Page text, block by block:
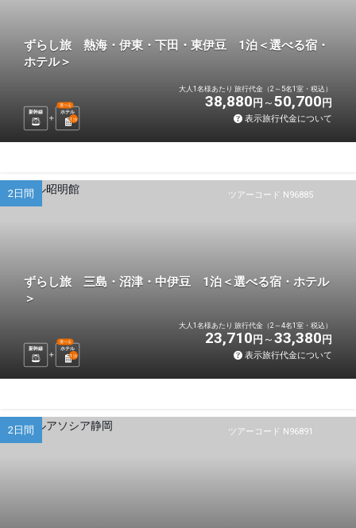
ずらし旅 熱海・伊東・下田・東伊豆 1泊＜選べる宿・
ホテル＞
新幹線 ホテル
選べる
1 泊
大人1名様あたり 旅行代金（2～5名1室・税込）
38,880 円 50,700 円
表示旅行代金について
ツアーコード N96885
2日間
ずらし旅 三島・沼津・中伊豆 1泊＜選べる宿・ホテル
＞
新幹線 ホテル
選べる
1 泊
大人1名様あたり 旅行代金（2～4名1室・税込）
23,710 円 33,380 円
表示旅行代金について
ツアーコード N96891
2日間